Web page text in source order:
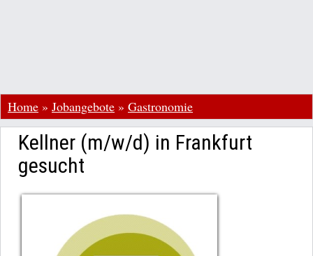
Home » Jobangebote » Gastronomie
Kellner (m/w/d) in Frankfurt
gesucht